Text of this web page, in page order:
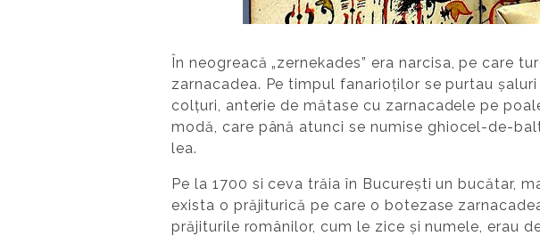
În neogreacă „zernekades” era narcisa, pe care
zarnacadea. Pe timpul fanarioților se purtau
colțuri, anterie de mătase cu zarnacadele pe
modă, care până atunci se numise ghiocel-de-
lea.
Pe la 1700 si ceva trăia în București un bucătar,
exista o prăjiturică pe care o botezase
prăjiturile românilor, cum le zice și numele, erau